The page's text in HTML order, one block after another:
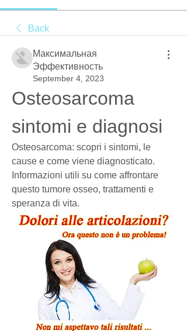
Back
Максимальная
Эффективность
September 4, 2023
Osteosarcoma
sintomi e diagnosi
Osteosarcoma: scopri i sintomi, le
cause e come viene diagnosticato.
Informazioni utili su come affrontare
questo tumore osseo, trattamenti e
speranza di vita.